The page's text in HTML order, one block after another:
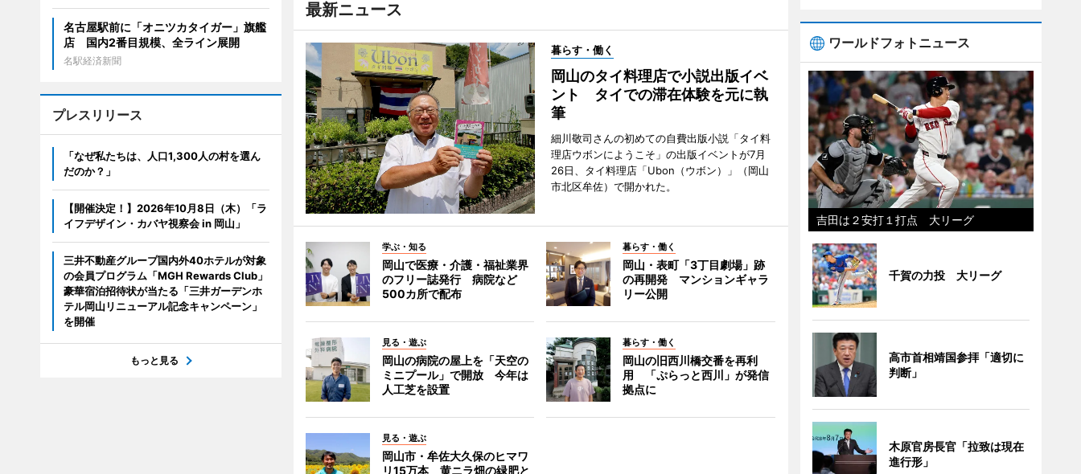
最新ニュース
暮らす・働く
岡山のタイ料理店で小説出版イベ
ント タイでの滞在体験を元に執
筆
細川敬司さんの初めての自費出版小説「タイ料
理店ウボンにようこそ」の出版イベントが7月
26日、タイ料理店「Ubon（ウボン）」（岡山
市北区牟佐）で開かれた。
学ぶ・知る
岡山で医療・介護・福祉業界
のフリー誌発行 病院など
500カ所で配布
暮らす・働く
岡山・表町「3丁目劇場」跡
の再開発 マンションギャラ
リー公開
見る・遊ぶ
岡山の病院の屋上を「天空の
ミニプール」で開放 今年は
人工芝を設置
暮らす・働く
岡山の旧西川橋交番を再利
用 「ぷらっと西川」が発信
拠点に
見る・遊ぶ
岡山市・牟佐大久保のヒマワ
リ15万本 黄ニラ畑の緑肥と
名古屋駅前に「オニツカタイガー」旗艦
店 国内2番目規模、全ライン展開
名駅経済新聞
プレスリリース
「なぜ私たちは、人口1,300人の村を選ん
だのか？」
【開催決定！】2026年10月8日（木）「ラ
イフデザイン・カバヤ視察会 in 岡山」
三井不動産グループ国内外40ホテルが対象
の会員プログラム「MGH Rewards Club」
豪華宿泊招待状が当たる「三井ガーデンホ
テル岡山リニューアル記念キャンペーン」
を開催
もっと見る
ワールドフォトニュース
吉田は２安打１打点 大リーグ
千賀の力投 大リーグ
高市首相靖国参拝「適切に
判断」
木原官房長官「拉致は現在
進行形」